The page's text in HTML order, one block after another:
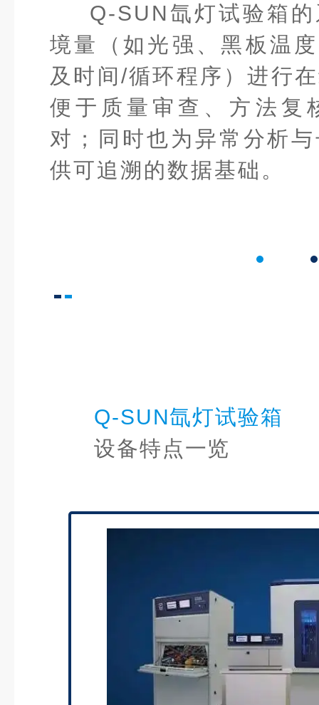
Q-SUN氙灯试验箱
境量（如光强、黑板温
及时间/循环程序）进行
便于质量审查、方法复
对；同时也为异常分析
供可追溯的数据基础。
Q-SUN氙灯试验箱
设备特点一览